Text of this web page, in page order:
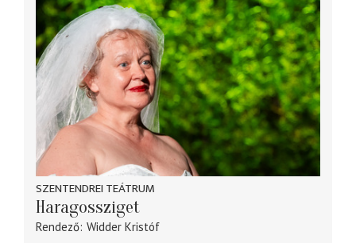
SZENTENDREI TEÁTRUM
Haragossziget
Rendező Widder Kristóf